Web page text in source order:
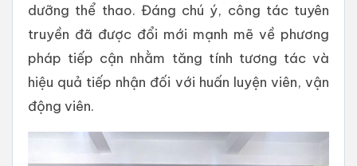
dưỡng thể thao. Đáng chú ý, công tác tuyên
truyền đã được đổi mới mạnh mẽ về phương
pháp tiếp cận nhằm tăng tính tương tác và
hiệu quả tiếp nhận đối với huấn luyện viên, vận
động viên.